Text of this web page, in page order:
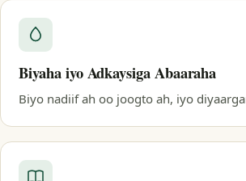
Biyaha iyo Adkaysiga Abaaraha
Biyo nadiif ah oo joogto ah, iyo